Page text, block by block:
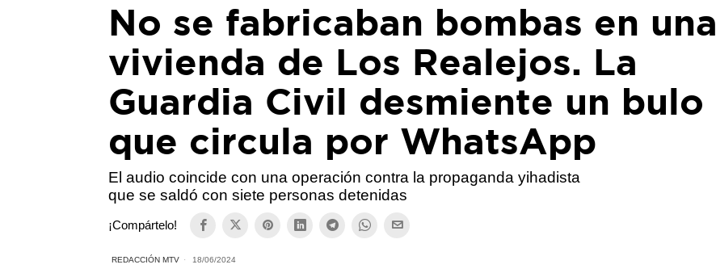
No se fabricaban bombas en una
vivienda de Los Realejos. La
Guardia Civil desmiente un bulo
que circula por WhatsApp
El audio coincide con una operación contra la propaganda yihadista
que se saldó con siete personas detenidas
¡Compártelo!
REDACCIÓN MTV 18/06/2024